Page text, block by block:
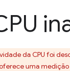
da CPU foi
uma